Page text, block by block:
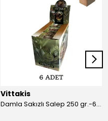
Vittakis
Damla Sakızlı Salep 250 gr.-6 lı Paket